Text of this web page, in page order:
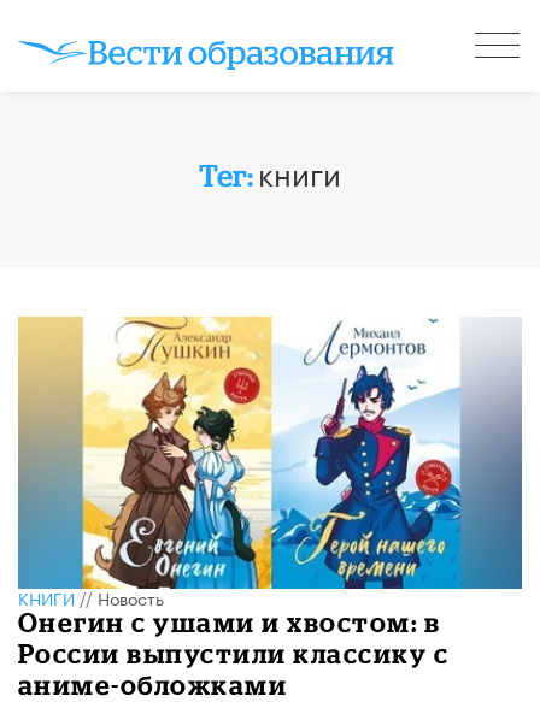
Тег: книги
КНИГИ//Новость
Онегин с ушами и хвостом: в
России выпустили классику с
аниме-обложками